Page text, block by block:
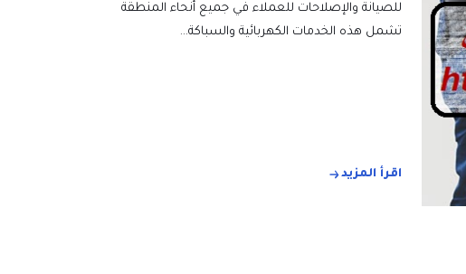
للصيانة والإصلاحات للعملاء في جميع أنحاء المنطقة
تشمل هذه الخدمات الكهربائية والسباكة…
اقرأ المزيد